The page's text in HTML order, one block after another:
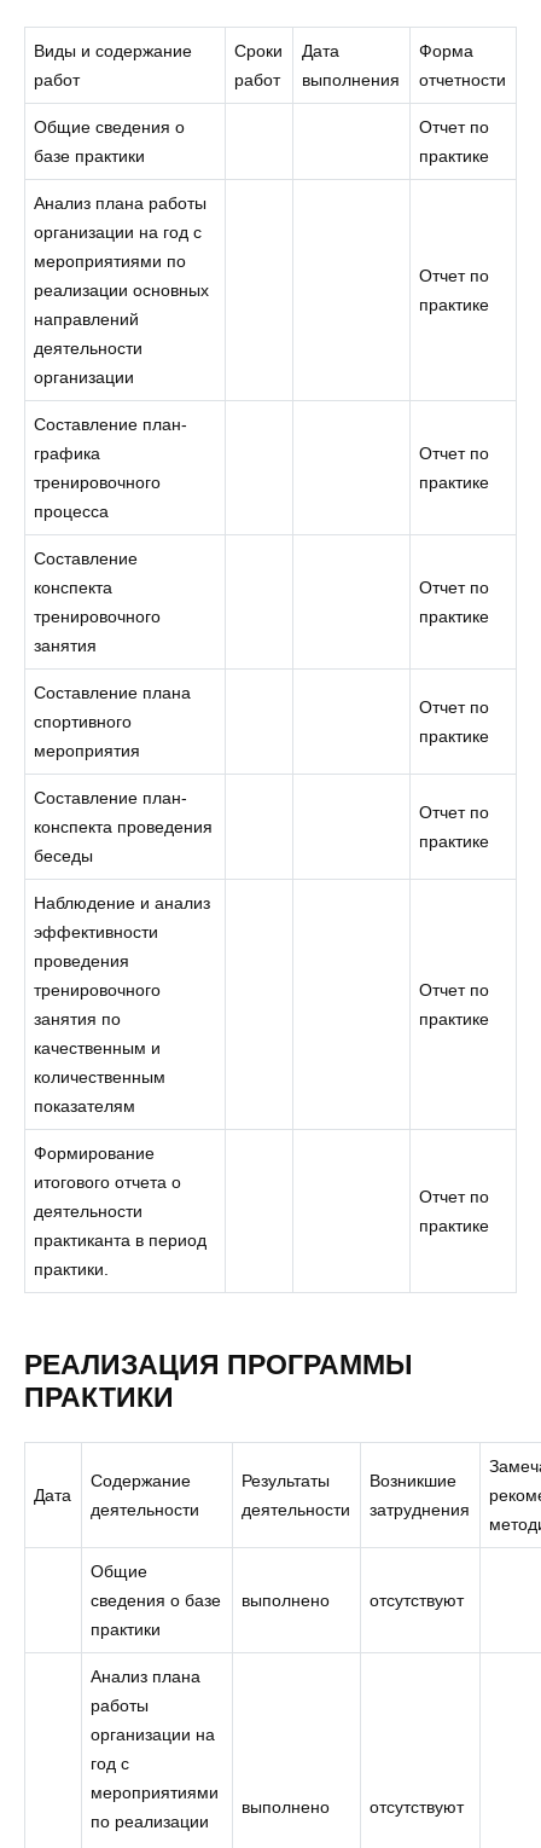
Виды и содержание
работ
Сроки
работ
Дата
выполнения
Форма
отчетности
Общие сведения о
базе практики
Отчет по
практике
Анализ плана работы
организации на год с
мероприятиями по
реализации основных
направлений
деятельности
организации
Отчет по
практике
Составление план-
графика
тренировочного
процесса
Отчет по
практике
Составление
конспекта
тренировочного
занятия
Отчет по
практике
Составление плана
спортивного
мероприятия
Отчет по
практике
Составление план-
конспекта проведения
беседы
Отчет по
практике
Наблюдение и анализ
эффективности
проведения
тренировочного
занятия по
качественным и
количественным
показателям
Отчет по
практике
Формирование
итогового отчета о
деятельности
практиканта в период
практики.
Отчет по
практике
РЕАЛИЗАЦИЯ ПРОГРАММЫ
ПРАКТИКИ
Дата
Содержание
деятельности
Результаты
деятельности
Возникшие
затруднения
Общие
сведения о базе
практики
выполнено отсутствуют
Анализ плана
работы
организации на
год с
мероприятиями
по реализации
выполнено отсутствуют